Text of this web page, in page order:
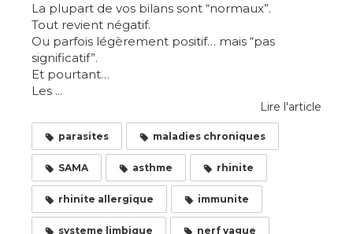
La plupart de vos bilans sont “normaux”.
Tout revient négatif.
Ou parfois légèrement positif… mais “pas
significatif”.
Et pourtant…
Les ...
Lire l'article
parasites maladies chroniques
SAMA asthme rhinite
rhinite allergique immunite
systeme limbique nerf vague